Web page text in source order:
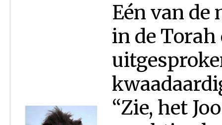
Eén van de
in de
“Zie, het